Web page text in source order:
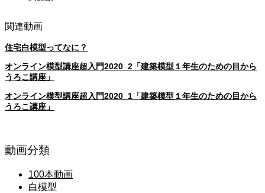
関連動画
住宅白模型ってなに？
オンライン模型講座超入門2020_2「建築模型１年生のための目から
うろこ講座」
オンライン模型講座超入門2020_1「建築模型１年生のための目から
うろこ講座」
動画分類
100本動画
白模型